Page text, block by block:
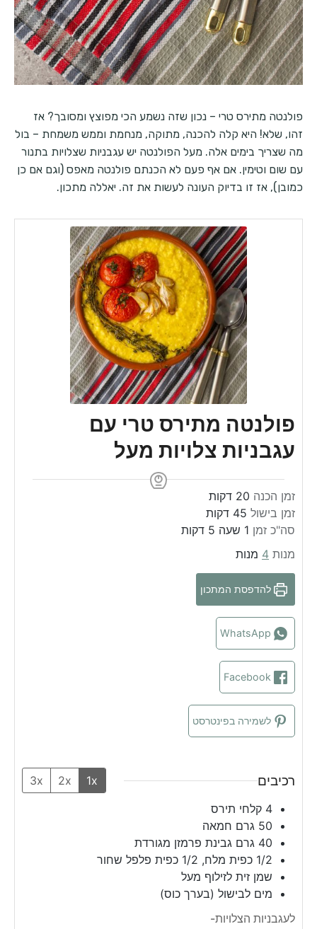
פולנטה מתירס טרי – נכון שזה נשמע הכי מפוצץ ומסובך? אז
זהו, שלא! היא קלה להכנה, מתוקה, מנחמת וממש משמחת – בול
מה שצריך בימים אלה. מעל הפולנטה יש עגבניות שצלויות בתנור
עם שום וטימין. אם אף פעם לא הכנתם פולנטה מאפס (וגם אם כן
כמובן), אז זו בדיוק העונה לעשות את זה. יאללה מתכון.
פולנטה מתירס טרי עם
עגבניות צלויות מעל
זמן הכנה 20
m
i
n
s
דקות
זמן בישול 45
m
i
e
s
דקות
סה"כ זמן 1
hשעה 5
m
t
דקות
מנות 4 מנות
להדפסת המתכון
WhatsApp
לשמירה בפינטרסט
רכיבים 1x
2x
3x
4 קלחי תירס
50 גרם חמאה
40 גרם גבינת פרמזן מגורדת
1/2 כפית מלח, 1/2 כפית פלפל שחור
שמן זית לזילוף מעל
מים לבישול (בערך כוס)
לעגבניות הצלויות-